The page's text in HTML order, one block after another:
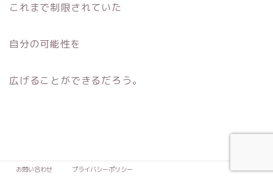
これまで制限されていた
自分の可能性を
広げることができるだろう。
お問い合わせ プライバシーポリシー